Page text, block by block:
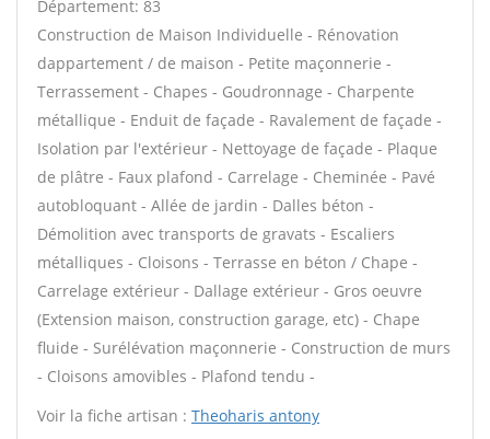
Département: 83
Construction de Maison Individuelle - Rénovation
dappartement / de maison - Petite maçonnerie -
Terrassement - Chapes - Goudronnage - Charpente
métallique - Enduit de façade - Ravalement de façade -
Isolation par l'extérieur - Nettoyage de façade - Plaque
de plâtre - Faux plafond - Carrelage - Cheminée - Pavé
autobloquant - Allée de jardin - Dalles béton -
Démolition avec transports de gravats - Escaliers
métalliques - Cloisons - Terrasse en béton / Chape -
Carrelage extérieur - Dallage extérieur - Gros oeuvre
(Extension maison, construction garage, etc) - Chape
fluide - Surélévation maçonnerie - Construction de murs
- Cloisons amovibles - Plafond tendu -
Voir la fiche artisan : Theoharis antony